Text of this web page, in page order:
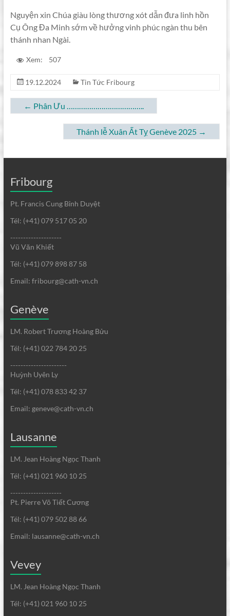
Nguyện xin Chúa giàu lòng thương xót dẫn đưa linh hồn
Cụ Ông Đa Minh sớm về hưởng vinh phúc ngàn thu bên
thánh nhan Ngài.
Xem: 507
19.12.2024 Tin Tức Fribourg
← Phân Ưu ………………………………..
Thánh lễ Xuân Ất Tỵ Genève 2025 →
Fribourg
Pt. Francis Cung Bỉnh Duyệt
Tél: (+41) 079 517 05 20
--------------------
Vũ Văn Khiết
Tél: (+41) 079 898 87 58
Email: fribourg@cath-vn.ch
Genève
LM. Robert Trương Hoàng Bửu
Tél: (+41) 022 784 20 25
----------------------
Huỳnh Uyên Ly
Tél: (+41) 078 833 42 37
Email: geneve@cath-vn.ch
Lausanne
LM. Jean Hoàng Ngọc Thanh
Tél: (+41) 021 960 10 25
--------------------
Pt. Pierre Võ Tiết Cương
Tél: (+41) 079 502 88 66
Email: lausanne@cath-vn.ch
Vevey
LM. Jean Hoàng Ngọc Thanh
Tél: (+41) 021 960 10 25